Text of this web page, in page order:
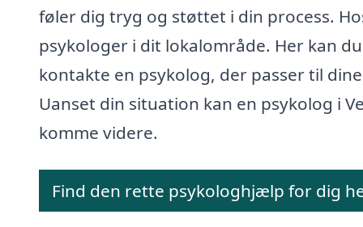
føler dig tryg og støttet i din process.
psykologer i dit lokalområde. Her kan
kontakte en psykolog, der passer til
Uanset din situation kan en psykolog i
komme videre.
Find den rette psykologhjælp for dig